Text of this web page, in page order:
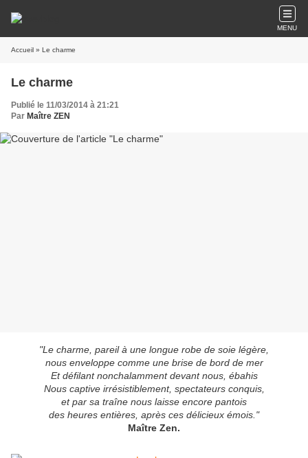
MENU
Accueil » Le charme
Le charme
Publié le 11/03/2014 à 21:21
Par Maître ZEN
"Le charme, pareil à une longue robe de soie légère,
nous enveloppe comme une brise de bord de mer
Et défilant nonchalamment devant nous, ébahis
Nous captive irrésistiblement, spectateurs conquis,
et par sa traîne nous laisse encore pantois
des heures entières, après ces délicieux émois."
Maître Zen.